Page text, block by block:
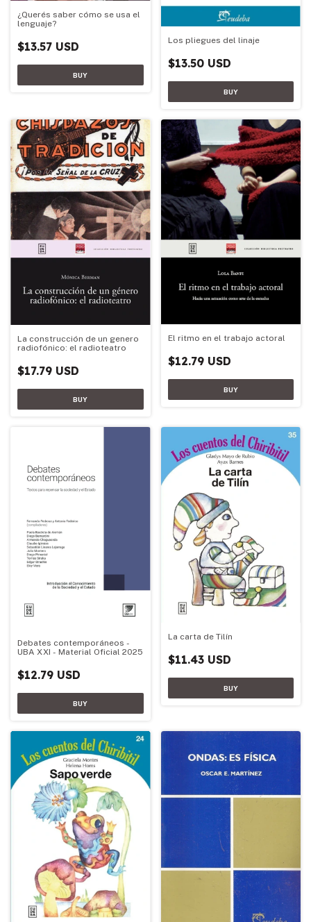
¿Querés saber cómo se usa el
lenguaje?
$13.57 USD Los pliegues del linaje
$13.50 USD
La construcción de un genero
radiofónico: el radioteatro
$17.79 USD
El ritmo en el trabajo actoral
$12.79 USD
Debates contemporáneos -
UBA XXI - Material Oficial 2025
$12.79 USD
La carta de Tilín
$11.43 USD